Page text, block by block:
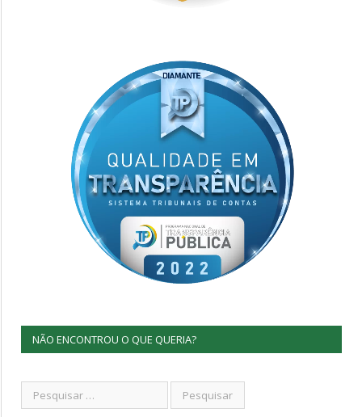
NÃO ENCONTROU O QUE QUERIA?